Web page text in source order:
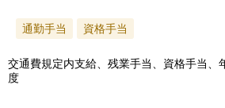
通勤手当 資格手当
交通費規定内支給、残業手当、資格手当、
度